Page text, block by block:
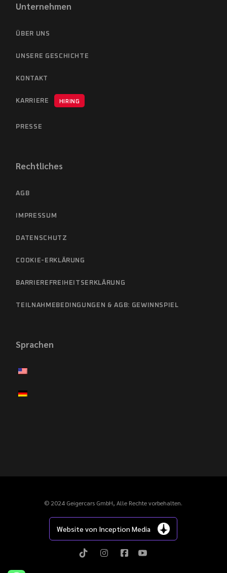
Unternehmen
ÜBER UNS
UNSERE GESCHICHTE
KONTAKT
KARRIERE HIRING
PRESSE
Rechtliches
AGB
IMPRESSUM
DATENSCHUTZ
COOKIE-ERKLÄRUNG
BARRIEREFREIHEITSERKLÄRUNG
TEILNAHMEBEDINGUNGEN & AGB: GEWINNSPIEL
Sprachen
© 2024 Geigercars GmbH, Alle Rechte vorbehalten.
Website von Inception Media